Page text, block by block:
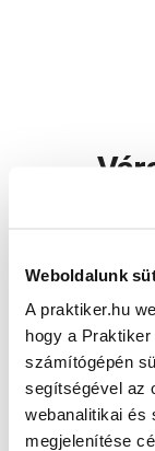
Weboldalunk
A praktiker.hu
hogy a
számítógépén
segítségével az
webanalitikai és
megjelenítése